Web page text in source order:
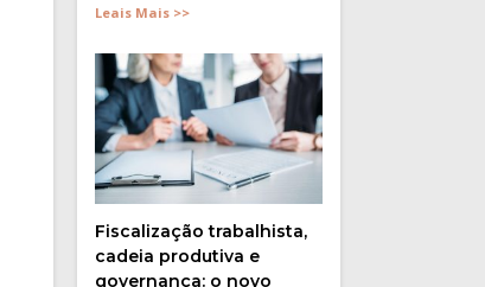
Leais Mais >>
Fiscalização trabalhista,
cadeia produtiva e
governança: o novo